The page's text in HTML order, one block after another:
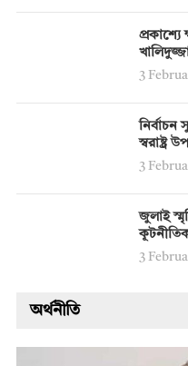
প্রকাশ্যে
3
নির্বাচন
স্বরাষ্ট্র
3
জুলাই
3
অর্থনীতি